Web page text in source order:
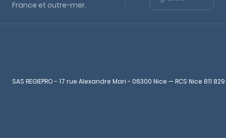
France et outre-mer.
SAS REGIEPRO - 17 rue Alexandre Mari - 06300 Nice — RCS Nice 811